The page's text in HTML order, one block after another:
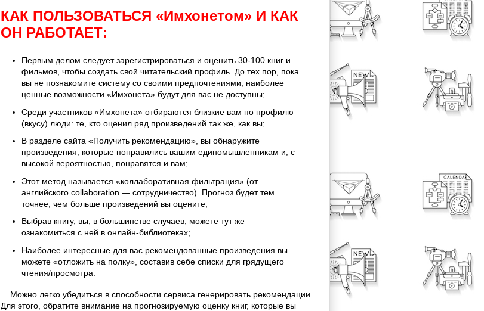
КАК ПОЛЬЗОВАТЬСЯ «Имхонетом» И КАК
ОН РАБОТАЕТ:
Первым делом следует зарегистрироваться и оценить 30-100 книг и
фильмов, чтобы создать свой читательский профиль. До тех пор, пока
вы не познакомите систему со своими предпочтениями, наиболее
ценные возможности «Имхонета» будут для вас не доступны;
Среди участников «Имхонета» отбираются близкие вам по профилю
(вкусу) люди: те, кто оценил ряд произведений так же, как вы;
В разделе сайта «Получить рекомендацию», вы обнаружите
произведения, которые понравились вашим единомышленникам и, с
высокой вероятностью, понравятся и вам;
Этот метод называется «коллаборативная фильтрация» (от
английского collaboration — сотрудничество). Прогноз будет тем
точнее, чем больше произведений вы оцените;
Выбрав книгу, вы, в большинстве случаев, можете тут же
ознакомиться с ней в онлайн-библиотеках;
Наиболее интересные для вас рекомендованные произведения вы
можете «отложить на полку», составив себе списки для грядущего
чтения/просмотра.
Можно легко убедиться в способности сервиса генерировать рекомендации.
Для этого, обратите внимание на прогнозируемую оценку книг, которые вы